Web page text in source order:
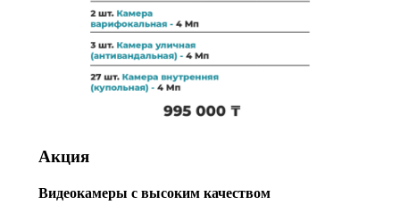
Акция
Видеокамеры с высоким качеством